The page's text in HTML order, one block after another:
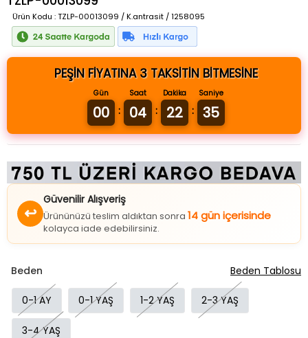
Ürün Kodu : TZLP-00013099 / K.antrasit / 1258095
PEŞİN FİYATINA 3 TAKSİTİN BİTMESİNE
Gün
00 :
Saat
04 :
Dakika
22 :
Saniye
35
↩
Güvenilir Alışveriş
Ürününüzü teslim aldıktan sonra 14 gün içerisinde
kolayca iade edebilirsiniz.
Beden
0-1 AY 0-1 YAŞ 1-2 YAŞ 2-3 YAŞ
3-4 YAŞ
Beden Tablosu